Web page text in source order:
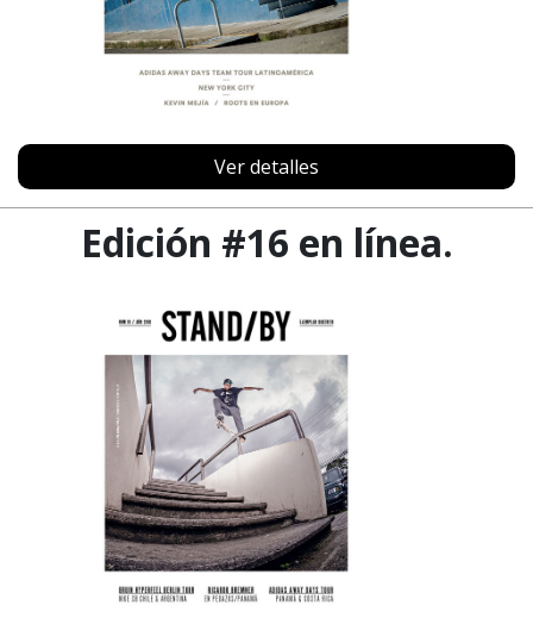
Ver detalles
Edición #16 en línea.